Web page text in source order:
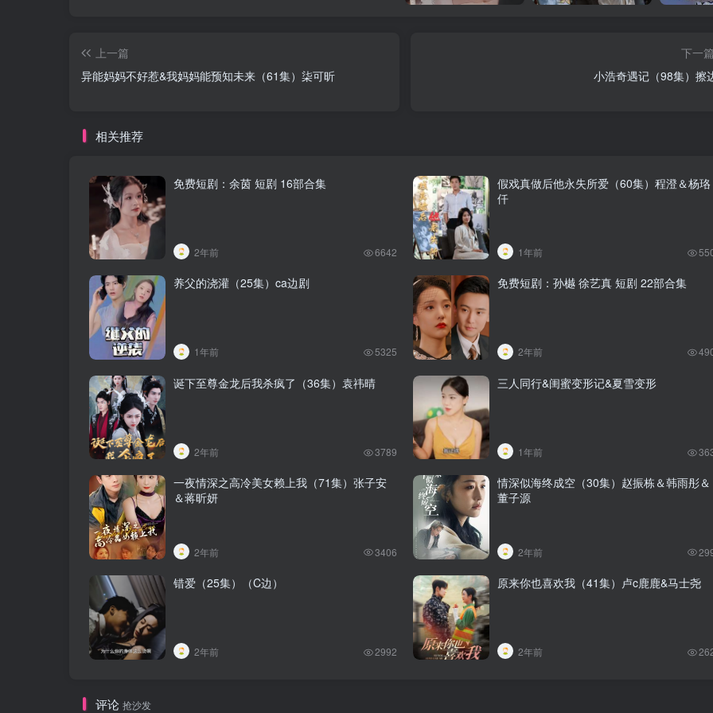
上一篇
异能妈妈不好惹&我妈妈能预知未来（61集）柒可昕
下一篇
小浩奇遇记（98集）擦
相关推荐
免费短剧：余茵 短剧 16部合集
2年前 6642
假戏真做后他永失所爱（60集）程澄＆杨珞
仟
1年前
养父的浇灌（25集）ca边剧
1年前 5325
免费短剧：孙樾 徐艺真 短剧 22部合集
2年前
诞下至尊金龙后我杀疯了（36集）袁祎晴
2年前 3789
三人同行&闺蜜变形记&夏雪变形
1年前
一夜情深之高冷美女赖上我（71集）张子安
＆蒋昕妍
2年前 3406
情深似海终成空（30集）赵振栋＆韩雨彤＆
董子源
2年前
错爱（25集）（C边）
2年前 2992
原来你也喜欢我（41集）卢c鹿鹿&马士尧
2年前
评论 抢沙发